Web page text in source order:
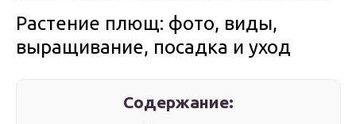
Растение плющ: фото, виды,
выращивание, посадка и уход
Содержание: